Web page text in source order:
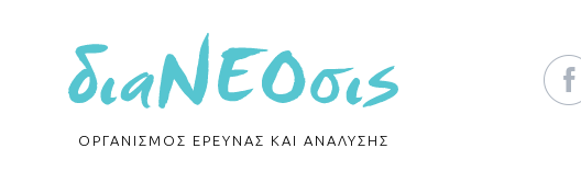
ΟΡΓΑΝΙΣΜΟΣ ΕΡΕΥΝΑΣ ΚΑΙ ΑΝΑΛΥΣΗΣ